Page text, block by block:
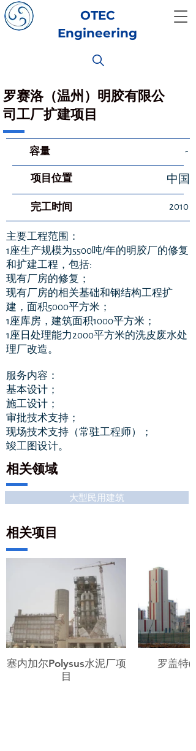
OTEC
Engineering
罗赛洛（温州）明胶有限公
司工厂扩建项目
​容量 -
项目位置 中国
​完工时间 2010
主要工程范围：
1座生产规模为5500吨/年的明胶厂的修复
和扩建工程，包括:
现有厂房的修复；
现有厂房的相关基础和钢结构工程扩
建，面积5000平方米；
1座库房，建筑面积1000平方米；
1座日处理能力2000平方米的洗皮废水处
理厂改造。
服务内容：
基本设计；
施工设计；
审批技术支持；
现场技术支持（常驻工程师）；
竣工图设计。
相关领域
大型民用建筑
相关项目
塞内加尔Polysus水泥厂项
目
罗盖特(